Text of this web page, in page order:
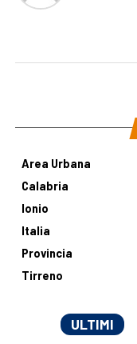
Area Urbana
Calabria
Ionio
Italia
Provincia
Tirreno
ULTIMI